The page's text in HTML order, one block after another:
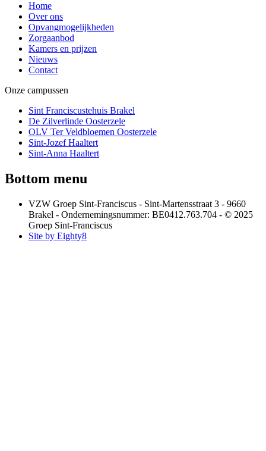
Home
Over ons
Opvangmogelijkheden
Zorgaanbod
Kamers en prijzen
Nieuws
Contact
Onze campussen
Sint Franciscustehuis Brakel
De Zilverlinde Oosterzele
OLV Ter Veldbloemen Oosterzele
Sint-Jozef Haaltert
Sint-Anna Haaltert
Bottom menu
VZW Groep Sint-Franciscus - Sint-Martensstraat 3 - 9660
Brakel - Ondernemingsnummer: BE0412.763.704 - © 2025
Groep Sint-Franciscus
Site by Eighty8